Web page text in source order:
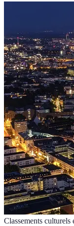
Classements culturels